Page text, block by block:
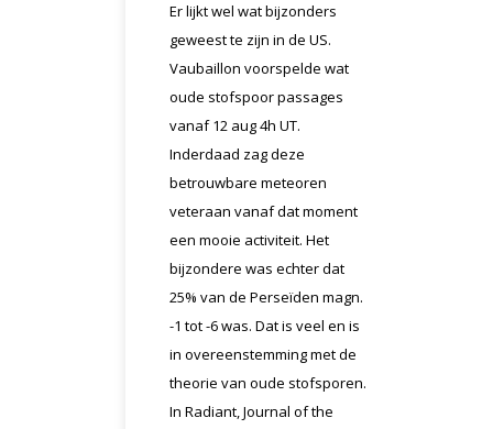
Er lijkt wel wat bijzonders
geweest te zijn in de US.
Vaubaillon voorspelde wat
oude stofspoor passages
vanaf 12 aug 4h UT.
Inderdaad zag deze
betrouwbare meteoren
veteraan vanaf dat moment
een mooie activiteit. Het
bijzondere was echter dat
25% van de Perseïden magn.
-1 tot -6 was. Dat is veel en is
in overeenstemming met de
theorie van oude stofsporen.
In Radiant, Journal of the